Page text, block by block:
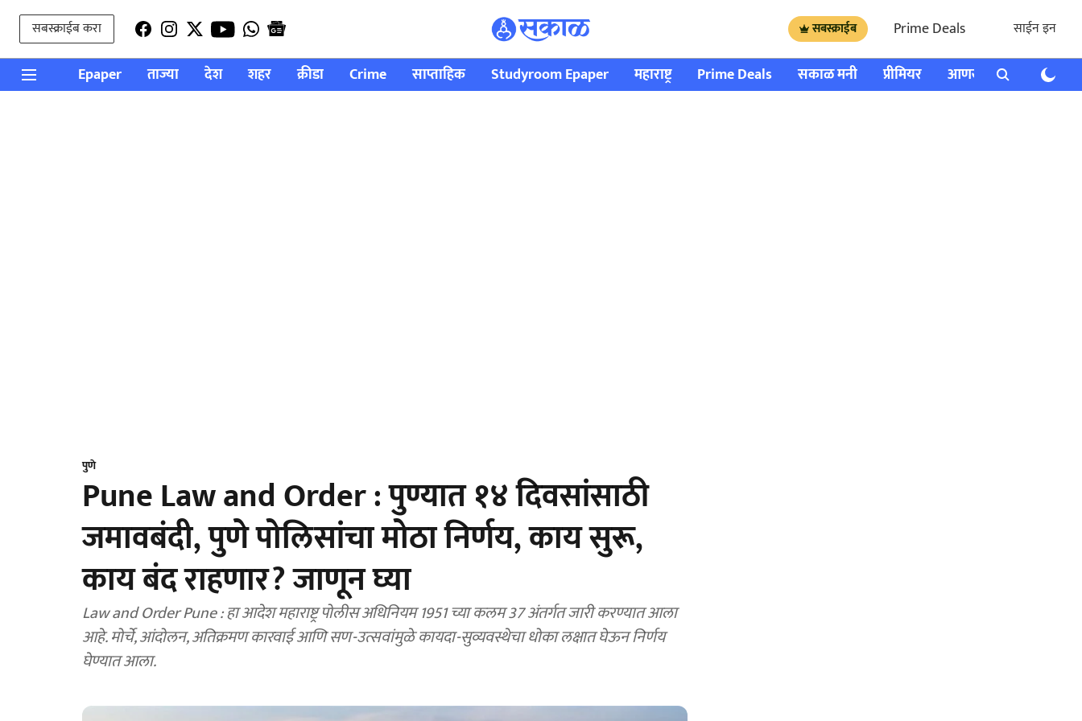
सबस्क्राईब करा सबस्क्राईब Prime Deals साईन इन
Epaper ताज्या देश शहर क्रीडा Crime साप्ताहिक Studyroom Epaper महाराष्ट्र Prime Deals सकाळ मनी प्रीमियर आणखी राशी भविष्य
पुणे
Pune Law and Order : पुण्यात १४ दिवसांसाठी
जमावबंदी, पुणे पोलिसांचा मोठा निर्णय, काय सुरू,
काय बंद राहणार? जाणून घ्या
Law and Order Pune : हा आदेश महाराष्ट्र पोलीस अधिनियम 1951 च्या कलम 37 अंतर्गत जारी करण्यात आला
आहे. मोर्चे, आंदोलन, अतिक्रमण कारवाई आणि सण-उत्सवांमुळे कायदा-सुव्यवस्थेचा धोका लक्षात घेऊन निर्णय
घेण्यात आला.